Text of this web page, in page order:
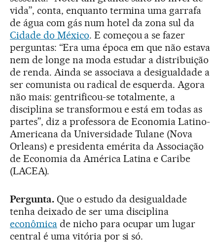
vida”, conta, enquanto termina uma garrafa
de água com gás num hotel da zona sul da
Cidade do México. E começou a se fazer
perguntas: “Era uma época em que não estava
nem de longe na moda estudar a distribuição
de renda. Ainda se associava a desigualdade a
ser comunista ou radical de esquerda. Agora
não mais: gentrificou-se totalmente, a
disciplina se transformou e está em todas as
partes”, diz a professora de Economia Latino-
Americana da Universidade Tulane (Nova
Orleans) e presidenta emérita da Associação
de Economia da América Latina e Caribe
(LACEA).
Pergunta.Que o estudo da desigualdade
tenha deixado de ser uma disciplina
econômicade nicho para ocupar um lugar
central é uma vitória por si só.